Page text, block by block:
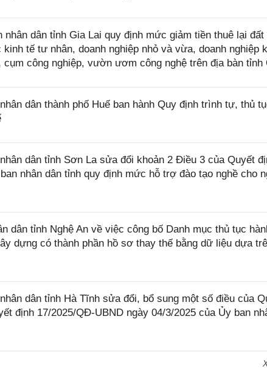
dân tỉnh Gia Lai quy định mức giảm tiền thuê lại đất
tế tư nhân, doanh nghiệp nhỏ và vừa, doanh nghiệp
công nghiệp, vườn ươm công nghệ trên địa bàn tỉnh
dân thành phố Huế ban hành Quy định trình tự, thủ
dân tỉnh Sơn La sửa đổi khoản 2 Điều 3 của Quyết
nhân dân tỉnh quy định mức hỗ trợ đào tạo nghề cho
dân tỉnh Nghệ An về việc công bố Danh mục thủ tục
dựng có thành phần hồ sơ thay thế bằng dữ liệu dựa
dân tỉnh Hà Tĩnh sửa đổi, bổ sung một số điều của
định 17/2025/QĐ-UBND ngày 04/3/2025 của Ủy ban